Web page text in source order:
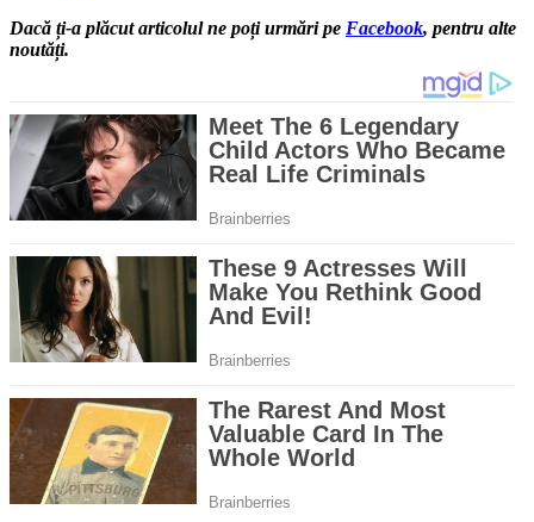
Dacă ți-a plăcut articolul ne poți urmări pe Facebook, pentru alte
noutăți.